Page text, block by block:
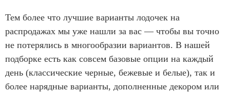
Тем более что лучшие варианты лодочек на
распродажах мы уже нашли за вас — чтобы вы точно
не потерялись в многообразии вариантов. В нашей
подборке есть как совсем базовые опции на каждый
день (классические черные, бежевые и белые), так и
более нарядные варианты, дополненные декором или